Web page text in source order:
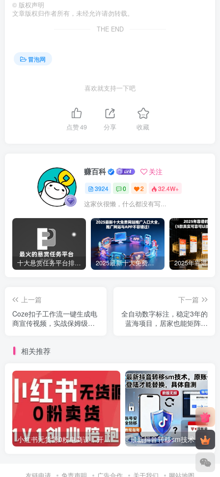
© 版权声明
文章版权归作者所有，未经允许请勿转载。
THE END
冒泡网
喜欢就支持一下吧
点赞49 分享 收藏
赚百科 关注
3924 0 2 32.4W+
这家伙很懒，什么都没有写...
十大悬赏任务平台排行榜（全网最好的悬赏任务平台） 2025最新十大免费网站推广入口大全，推广网站与APP不容错过！
上一篇
Coze扣子工作流一键生成电
商宣传视频，实战保姆级搭
下一篇
全自动数字标注，稳定3年的
蓝海项目，居家也能矩阵开
相关推荐
小红书无货源0粉电商课，开店准备、选品策略、笔记撰写、视频剪辑、数据分析、账号打造、资料文档(更新26年2月)
友链申请 免责声明 广告合作 关于我们 网站地图